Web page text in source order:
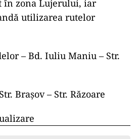
în zona Lujerului, iar
utilizarea rutelor
– Bd. Iuliu Maniu – Str.
Brașov – Str. Răzoare